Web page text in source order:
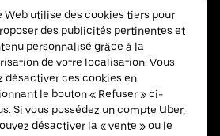
Inc.
Web utilise des cookies tiers pour
des publicités pertinentes et
personnalisé grâce à la
de votre localisation. Vous
désactiver ces cookies en
le bouton « Refuser » ci-
Si vous possédez un compte Uber,
désactiver la « vente » ou le